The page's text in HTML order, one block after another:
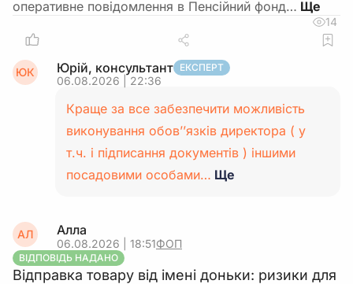
оперативне повідомлення в Пенсійний фонд…
14
ЮК Юрій, консультант ЕКСПЕРТ
06.08.2026 | 22:36
Краще за все забезпечити можливість
виконування обов’’язків директора ( у
т.ч. і підписання документів ) іншими
посадовими особами… Ще
АЛ Алла
06.08.2026 | 18:51ФОП
ВІДПОВІДЬ НАДАНО
Відправка товару від імені доньки: ризики для